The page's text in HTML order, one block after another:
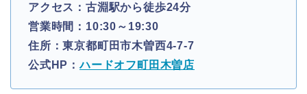
アクセス：古淵駅から徒歩24分
営業時間：10:30～19:30
住所：東京都町田市木曽西4-7-7
公式HP：ハードオフ町田木曽店